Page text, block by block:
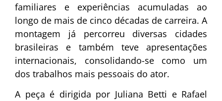
familiares e experiências acumuladas ao
longo de mais de cinco décadas de carreira. A
montagem já percorreu diversas cidades
brasileiras e também teve apresentações
internacionais, consolidando-se como um
dos trabalhos mais pessoais do ator.
A peça é dirigida por Juliana Betti e Rafael